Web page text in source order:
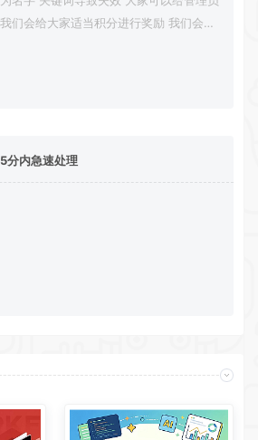
们会给大家适当积分进行奖励 我们会第
分内急速处理